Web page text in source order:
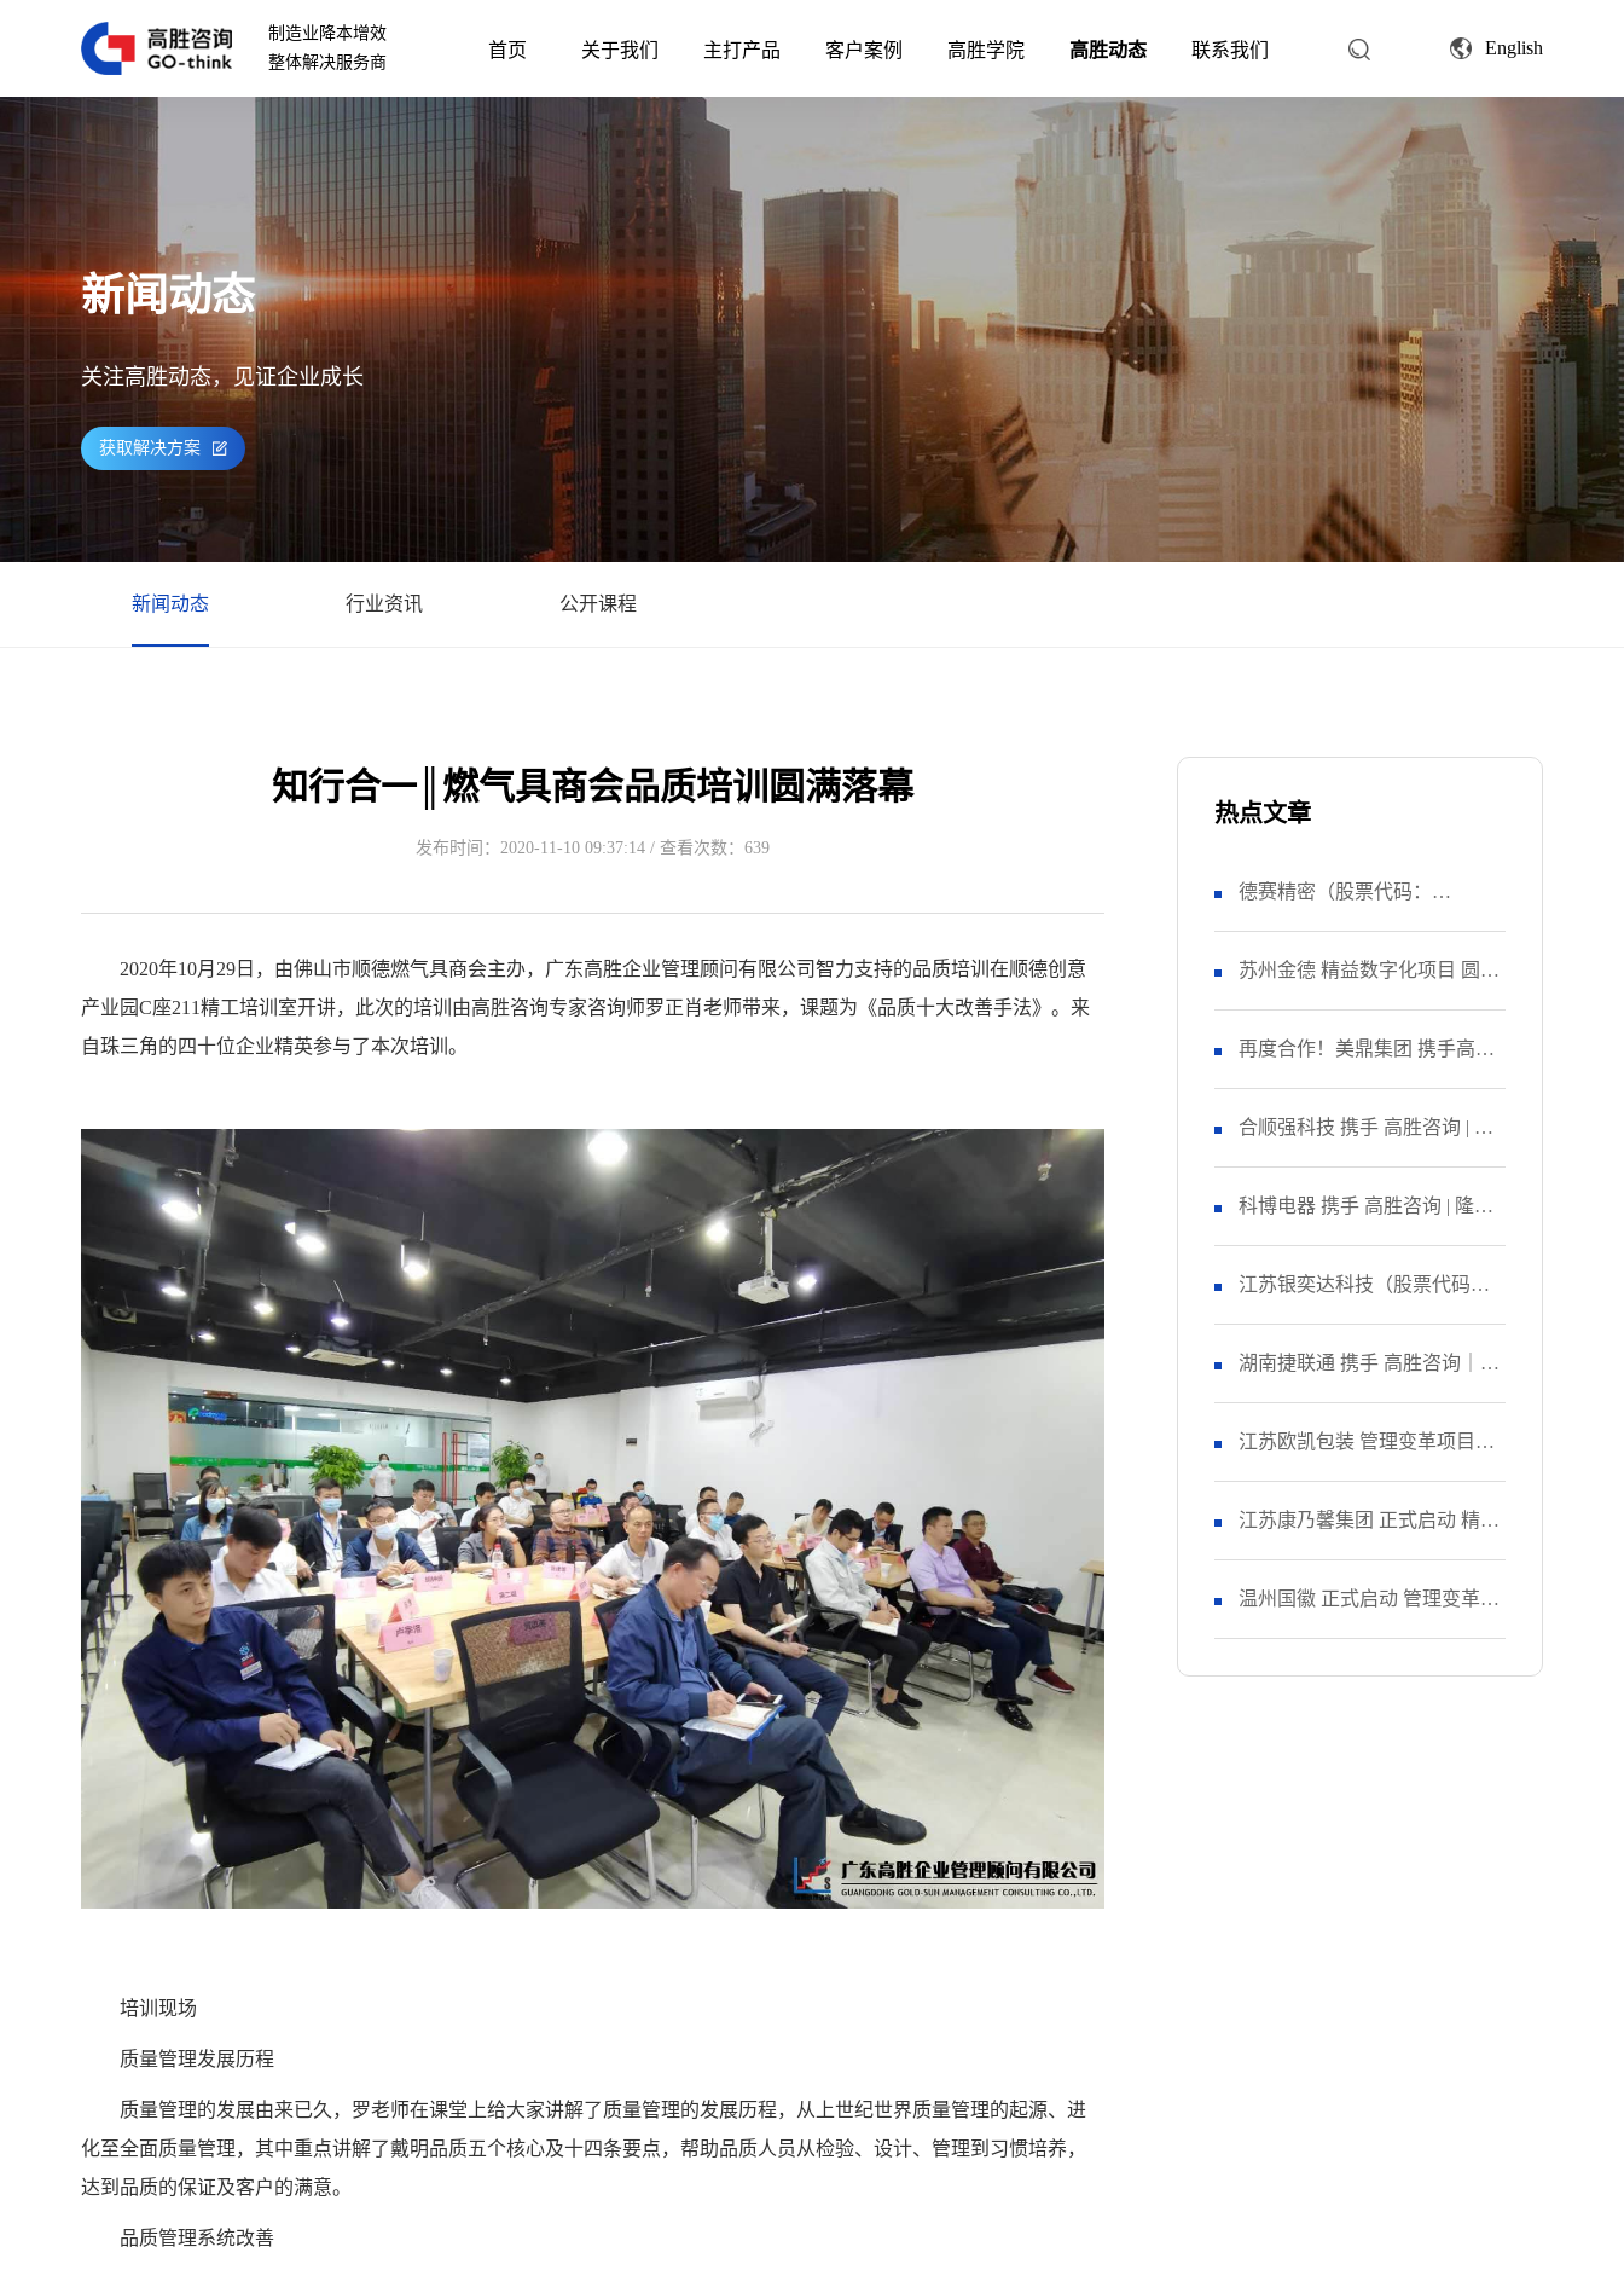
制造业降本增效
整体解决服务商
首页 关于我们 主打产品 客户案例 高胜学院 高胜动态 联系我们 English
新闻动态
关注高胜动态，见证企业成长
获取解决方案
新闻动态 行业资讯 公开课程
知行合一║燃气具商会品质培训圆满落幕
发布时间：2020-11-10 09:37:14 / 查看次数：639
2020年10月29日，由佛山市顺德燃气具商会主办，广东高胜企业管理顾问有限公司智力支持的品质培训在顺德创意
产业园C座211精工培训室开讲，此次的培训由高胜咨询专家咨询师罗正肖老师带来，课题为《品质十大改善手法》。来
自珠三角的四十位企业精英参与了本次培训。
培训现场
质量管理发展历程
质量管理的发展由来已久，罗老师在课堂上给大家讲解了质量管理的发展历程，从上世纪世界质量管理的起源、进
化至全面质量管理，其中重点讲解了戴明品质五个核心及十四条要点，帮助品质人员从检验、设计、管理到习惯培养，
达到品质的保证及客户的满意。
品质管理系统改善
热点文章
德赛精密（股票代码：
SZ000049） 正式启动 管理升级
&精益注塑项目！
苏州金德 精益数字化项目 圆满
收官
再度合作！美鼎集团 携手高胜
咨询 启动管理变革项目
合顺强科技 携手 高胜咨询 | 隆
重召开 精益生产项目誓师大
会！
科博电器 携手 高胜咨询 | 隆重
召开 品质管理提升项目启动大
会！
江苏银奕达科技（股票代码：
836235） 携手 高胜咨询｜正式
启动 管理变革项目
湖南捷联通 携手 高胜咨询｜正
式启动 精益生产项目！
江苏欧凯包装 管理变革项目人
资改善模块 圆满收官！
江苏康乃馨集团 正式启动 精益
生产项目二期！
温州国徽 正式启动 管理变革&
精益生产项目！